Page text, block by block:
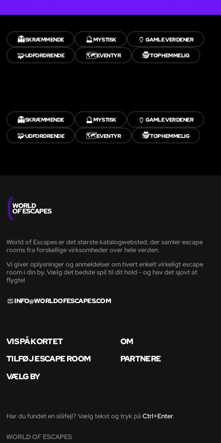
👻SKRÆMMENDE 🔮MYSTISK 🏺 GAMLE VERDENER
🧩UDFORDRENDE 🗺️EVENTYR 🕵️TOPHEMMELIG
👻SKRÆMMENDE 🔮MYSTISK 🏺 GAMLE VERDENER
🧩UDFORDRENDE 🗺️EVENTYR 🕵️TOPHEMMELIG
World of Escapes er det største katalogwebsted, der samler escape
rooms fra forskellige virksomheder over hele verden.
Vi giver oplysninger og anmeldelser om hvert enkelt virkeligt escape
room i din by. Vælg det bedste spil til dit hold - og hav det sjovt at
flygte!
INFO@WORLDOFESCAPES.COM
VIS PÅ KORTET
OM
TILFØJ ESCAPE ROOM
PARTNERE
VÆLG BY
Har du fundet en slåfejl? Vælg tekst og tryk på Ctrl+Enter.
WORLD OF ESCAPES